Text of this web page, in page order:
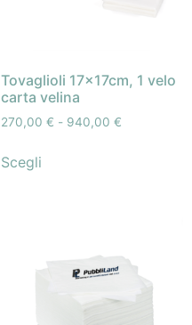
Tovaglioli 17x17cm, 1 velo
carta velina
270,00 € - 940,00 €
Scegli